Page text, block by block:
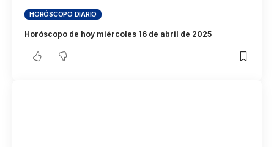
HORÓSCOPO DIARIO
Horóscopo de hoy miércoles 16 de abril de 2025